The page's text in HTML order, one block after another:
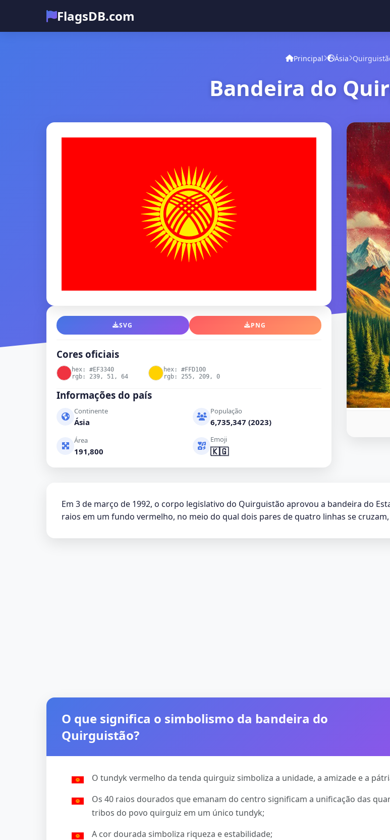
FlagsDB.com
Principal Ásia
Bandeira do
SVG PNG
Cores oficiais
hex: #EF3340
rgb: 239, 51, 64
hex: #FFD100
rgb: 255, 209, 0
Informações do país
Continente
Ásia
População
6,735,347 (2023)
Área
191,800
Emoji
🇰🇬
Em 3 de março de 1992, o corpo legislativo do Quirguistão aprovou a bandeira do
raios em um fundo vermelho, no meio do qual dois pares de quatro linhas se
O que significa o simbolismo da bandeira do
Quirguistão?
O tundyk vermelho da tenda quirguiz simboliza a unidade, a amizade e a
Os 40 raios dourados que emanam do centro significam a unificação das
tribos do povo quirguiz em um único tundyk;
A cor dourada simboliza riqueza e estabilidade;